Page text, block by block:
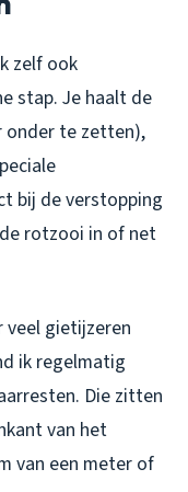
zelf ook
stap. Je haalt de
onder te zetten),
bij de verstopping
rotzooi in of net
veel gietijzeren
ik regelmatig
Die zitten
van het
van een meter of